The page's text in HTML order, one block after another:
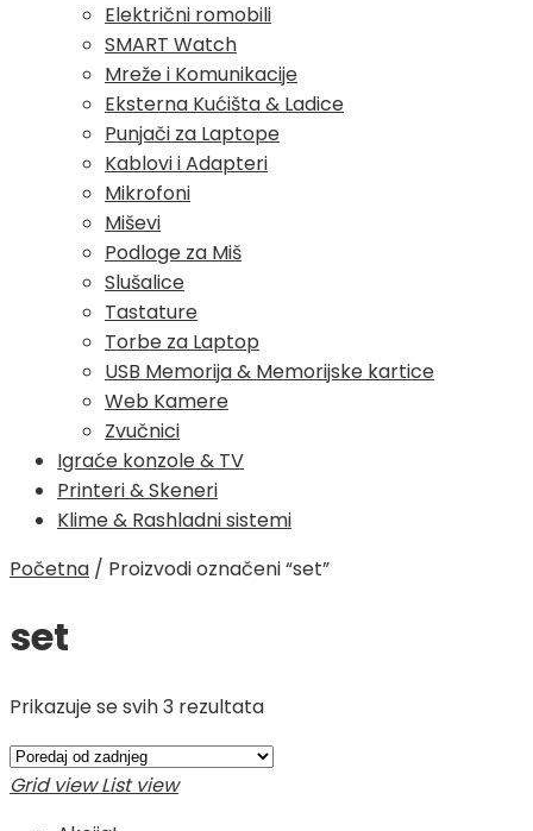
Električni romobili
SMART Watch
Mreže i Komunikacije
Eksterna Kućišta & Ladice
Punjači za Laptope
Kablovi i Adapteri
Mikrofoni
Miševi
Podloge za Miš
Slušalice
Tastature
Torbe za Laptop
USB Memorija & Memorijske kartice
Web Kamere
Zvučnici
Igraće konzole & TV
Printeri & Skeneri
Klime & Rashladni sistemi
Početna / Proizvodi označeni “set”
set
Prikazuje se svih 3 rezultataPoredano
najnovijem
Grid view List view